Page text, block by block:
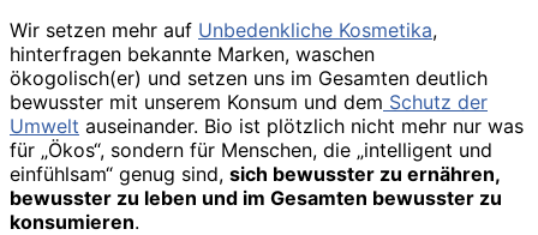
Wir setzen mehr auf Unbedenkliche Kosmetika,
hinterfragen bekannte Marken, waschen
ökogolisch(er) und setzen uns im Gesamten deutlich
bewusster mit unserem Konsum und dem Schutz der
Umwelt auseinander. Bio ist plötzlich nicht mehr nur was
für „Ökos“, sondern für Menschen, die „intelligent und
einfühlsam“ genug sind, sich bewusster zu ernähren,
bewusster zu leben und im Gesamten bewusster zu
konsumieren.